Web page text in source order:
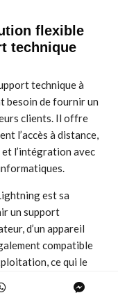
flexible
technique
technique à
besoin de fournir un
clients. Il offre
l’accès à distance,
et l’intégration avec
est sa
un support
d’un appareil
compatible
ce qui le